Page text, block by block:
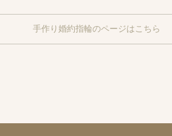
手作り婚約指輪のページはこちら